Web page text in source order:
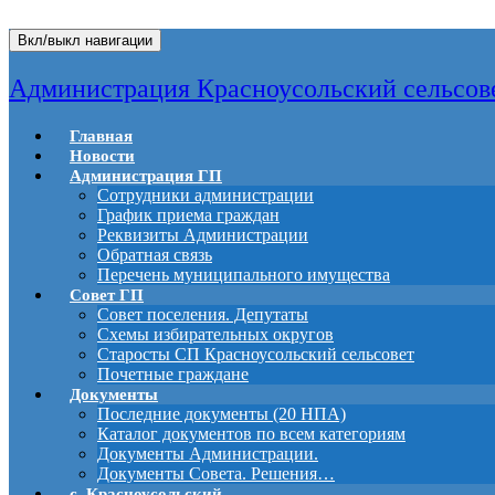
Вкл/выкл навигации
Администрация Красноусольский
Главная
Новости
Администрация ГП
Сотрудники администрации
График приема граждан
Реквизиты Администрации
Обратная связь
Перечень муниципального имущества
Совет ГП
Совет поселения. Депутаты
Схемы избирательных округов
Старосты СП Красноусольский сельсовет
Почетные граждане
Документы
Последние документы (20 НПА)
Каталог документов по всем категориям
Документы Администрации.
Документы Совета. Решения…